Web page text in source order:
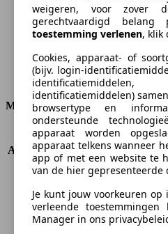
Ø 7.2 l/100km
Verbruik
Motor & Vermogen
KW (PS)
86 kW
Acceleratie (0-100 km/h) 12.9s
Topsnelheid (km/h)
185 km/h
Aantal versnellingen
Koppel
175 nm
Cilinderinhoud
1796 ccm
Brandstof
Benzine
weigeren, voor zover
gerechtvaardigd
toestemming verlenen, klik
Cookies, apparaat- of
(bijv. login-
identificatiemiddelen)
browsertype en
ondersteunde
apparaat worden
apparaat telkens wanneer
app of met een website te
van de hier gepresenteerde
Je kunt jouw voorkeuren
verleende
Manager in ons